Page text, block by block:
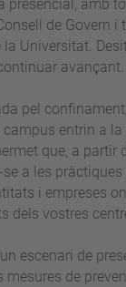
presencial, amb
de Govern i
Universitat.
avançant.
pel
entrin a la
que, a partir
a les
i empreses
dels vostres
escenari de
de